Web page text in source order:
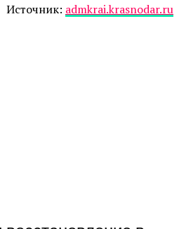
Источник: admkrai.krasnodar.ru